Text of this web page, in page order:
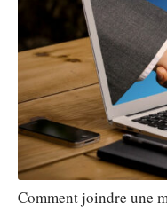
Comment joindre une